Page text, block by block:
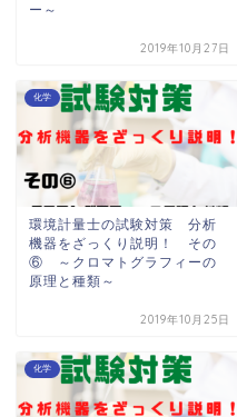
ー～
2019年10月27日
化学
環境計量士の試験対策 分析
機器をざっくり説明！ その
⑥ ～クロマトグラフィーの
原理と種類～
2019年10月25日
化学